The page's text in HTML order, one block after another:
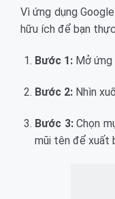
Vì ứng dụng
hữu ích để bạn
Bước 1:Mở ứng
Bước 2:Nhìn
Bước 3:Chọn
mũi tên để xuất